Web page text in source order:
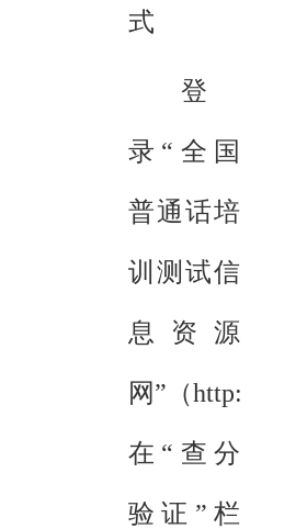
式
登
录“全国
普通话培
训测试信
息资源
网”（http://
在“查分
验证”栏